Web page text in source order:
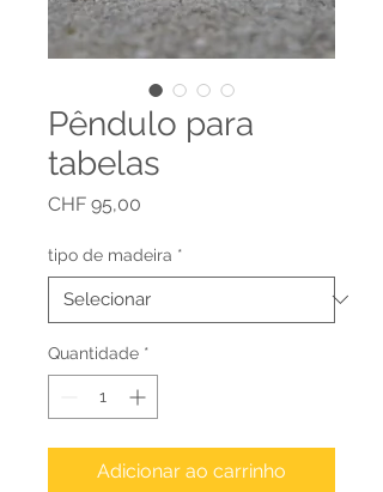
Pêndulo para
tabelas
CHF 95,00
tipo de madeira *
Quantidade *
Adicionar ao carrinho